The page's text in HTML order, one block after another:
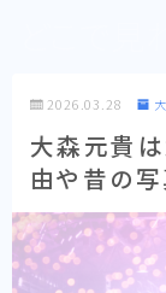
2026.03.28
大森元貴
由や昔の